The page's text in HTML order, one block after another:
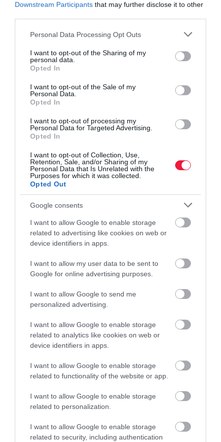
Downstream Participants that may further disclose it to other
Please note that this website/app uses one or more Google
not limited to your visit or usage behaviour. You may click to
grant or deny consent to Google and its third-party tags to
use your data for below specified purposes in below Google
consent section.
Personal Data Processing Opt Outs
I want to opt-out of the Sharing of my
personal data.
Opted In
I want to opt-out of the Sale of my
Personal Data.
Opted In
I want to opt-out of processing my
Personal Data for Targeted Advertising.
Opted In
I want to opt-out of Collection, Use,
Retention, Sale, and/or Sharing of my
Personal Data that Is Unrelated with the
Purposes for which it was collected.
Opted Out
Google consents
I want to allow Google to enable storage
related to advertising like cookies on web or
device identifiers in apps.
I want to allow my user data to be sent to
Google for online advertising purposes.
I want to allow Google to send me
personalized advertising.
I want to allow Google to enable storage
related to analytics like cookies on web or
device identifiers in apps.
I want to allow Google to enable storage
related to functionality of the website or app.
I want to allow Google to enable storage
related to personalization.
I want to allow Google to enable storage
related to security, including authentication
Nagyot változik az életünk, ha elérjük az 5,5 millió
beoltottat
Az élet és a gazdaság újraindításáért felelős operatív törzsek
javaslatára a kormány úgy döntött, hogy az 5,5 millió beoltott
elérésekor jelentősen enyhíti a védettségi igazolványhoz
kapcsolódó…
ROVATOK
Agrár
Pénz
Életstílus
HG MEDIA